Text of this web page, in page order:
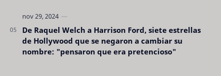
De Raquel Welch a Harrison Ford, siete estrellas
de Hollywood que se negaron a cambiar su
nombre: "pensaron que era pretencioso"